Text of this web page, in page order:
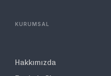
KURUMSAL
Hakkımızda